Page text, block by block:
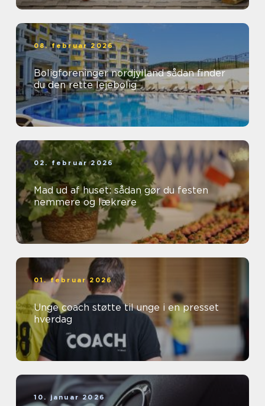
08. februar 2026
Boligforeninger nordjylland sådan finder
du den rette lejebolig
02. februar 2026
Mad ud af huset: sådan gør du festen
nemmere og lækrere
01. februar 2026
Unge coach støtte til unge i en presset
hverdag
10. januar 2026